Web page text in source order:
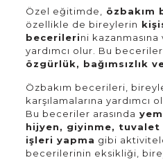
Özel eğitimde, özbakım
özellikle de bireylerin
becerilerini
yardımcı olur. Bu
özgürlük, bağımsızlık
Özbakım becerileri,
karşılamalarına yardımcı
Bu beceriler arasında
hijyen, giyinme, tuvalet
işleri yapma gibi
becerilerinin eksikliği,